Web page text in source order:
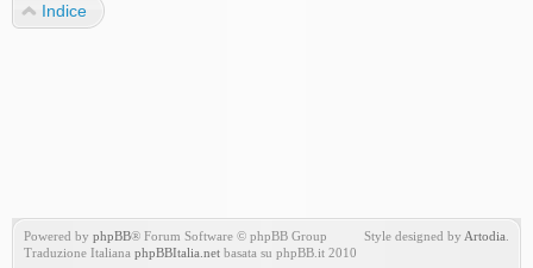
Indice
Powered by phpBB® Forum Software © phpBB Group
Traduzione Italiana phpBBItalia.net basata su phpBB.it 2010
Style designed by Artodia